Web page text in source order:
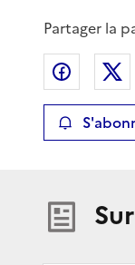
Partager la